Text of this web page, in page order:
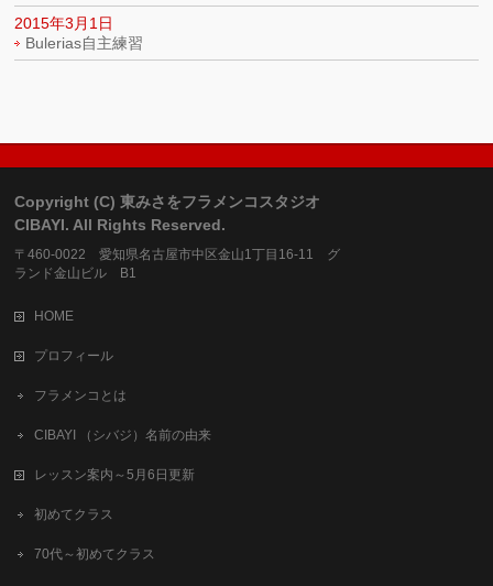
2015年3月1日
Bulerias自主練習
Copyright (C) 東みさをフラメンコスタジオ
CIBAYI. All Rights Reserved.
〒460-0022 愛知県名古屋市中区金山1丁目16-11 グ
ランド金山ビル B1
HOME
プロフィール
フラメンコとは
CIBAYI （シバジ）名前の由来
レッスン案内～5月6日更新
初めてクラス
70代～初めてクラス